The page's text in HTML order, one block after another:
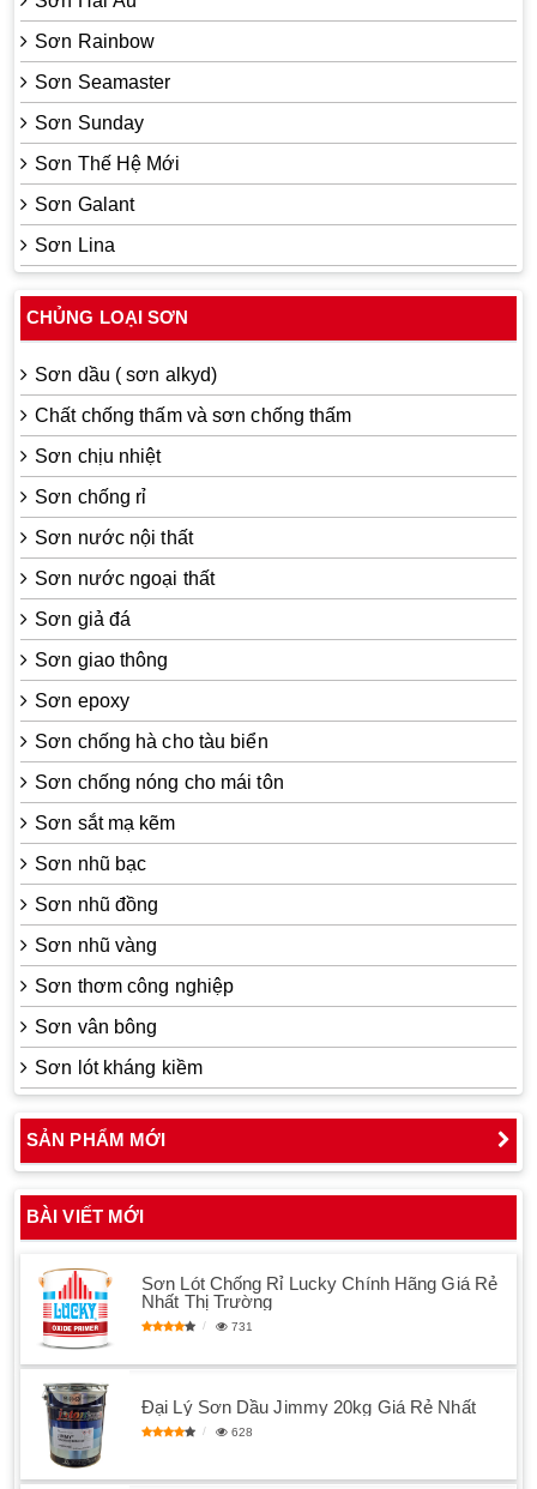
Sơn Rainbow
Sơn Seamaster
Sơn Sunday
Sơn Thế Hệ Mới
Sơn Galant
Sơn Lina
CHỦNG LOẠI SƠN
Sơn dầu ( sơn alkyd)
Chất chống thấm và sơn chống thấm
Sơn chịu nhiệt
Sơn chống rỉ
Sơn nước nội thất
Sơn nước ngoại thất
Sơn giả đá
Sơn giao thông
Sơn epoxy
Sơn chống hà cho tàu biển
Sơn chống nóng cho mái tôn
Sơn sắt mạ kẽm
Sơn nhũ bạc
Sơn nhũ đồng
Sơn nhũ vàng
Sơn thơm công nghiệp
Sơn vân bông
Sơn lót kháng kiềm
SẢN PHẨM MỚI
BÀI VIẾT MỚI
Sơn Lót Chống Rỉ Lucky Chính Hãng Giá Rẻ
Nhất Thị Trường
731
Đại Lý Sơn Dầu Jimmy 20kg Giá Rẻ Nhất
628